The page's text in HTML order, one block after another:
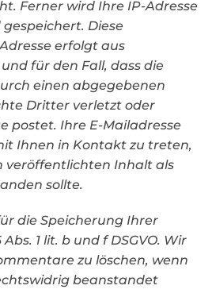
Ferner wird Ihre IP-Adresse
Diese
erfolgt aus
für den Fall, dass die
einen abgegebenen
Dritter verletzt oder
postet. Ihre E-Mailadresse
Ihnen in Kontakt zu treten,
veröffentlichten Inhalt als
sollte.
die Speicherung Ihrer
1 lit. b und f DSGVO. Wir
zu löschen, wenn
beanstandet